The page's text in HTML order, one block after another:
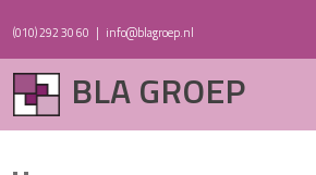
(010) 292 30 60 | info@blagroep.nl
BLA GROEP